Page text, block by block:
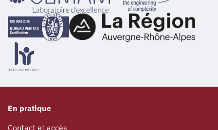
En pratique
Contact et accès